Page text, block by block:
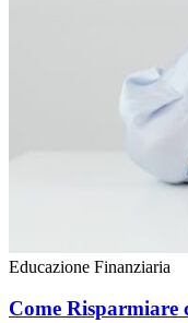
Educazione Finanziaria
Come Risparmiare